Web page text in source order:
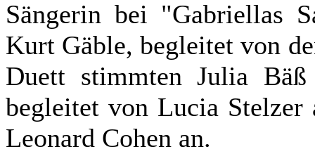
Sängerin bei "Gabriellas
Kurt Gäble, begleitet von
Duett stimmten Julia
begleitet von Lucia
Leonard Cohen an.